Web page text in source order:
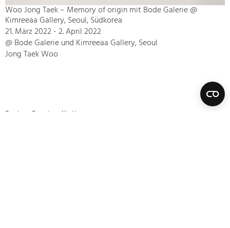
Woo Jong Taek – Memory of origin mit Bode Galerie @
Kimreeaa Gallery, Seoul, Südkorea
21. März 2022 - 2. April 2022
@ Bode Galerie und Kimreeaa Gallery, Seoul
Jong Taek Woo
Bode – Passion für Kunst